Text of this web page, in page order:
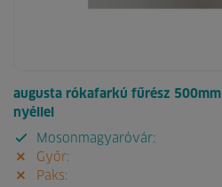
augusta rókafarkú fűrész
nyéllel
Mosonmagyaróvár:
Győr:
Paks: